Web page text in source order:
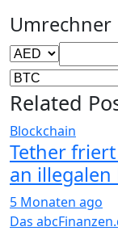
Umrechner
Related
Blockchain
Tether
an
5 Monaten ago
Das